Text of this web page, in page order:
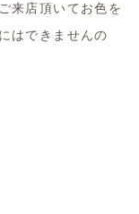
来店頂いてお色を
はできませんの